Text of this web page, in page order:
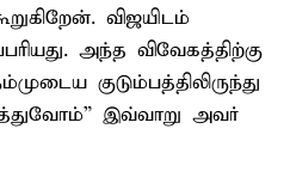
விஜயிடம்
அந்த விவேகத்திற்கு
குடும்பத்திலிருந்து
இவ்வாறு அவர்